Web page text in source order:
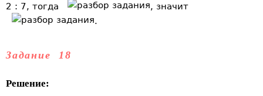
2 : 7, тогда
, значит
.
Задание 18
Решение: